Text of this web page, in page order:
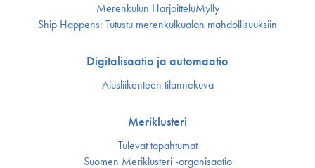
Merenkulun HarjoitteluMylly
Ship Happens: Tutustu merenkulkualan mahdollisuuksiin
Digitalisaatio ja automaatio
Alusliikenteen tilannekuva
Meriklusteri
Tulevat tapahtumat
Suomen Meriklusteri -organisaatio